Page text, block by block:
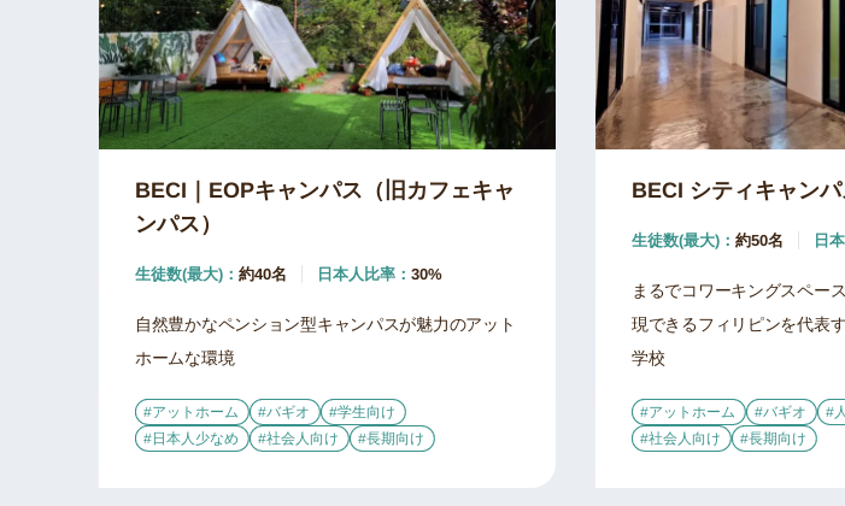
BECI｜EOPキャンパス（旧カフェキャ
ンパス）
生徒数(最大)： 約40名 日本人比率： 30%
自然豊かなペンション型キャンパスが魅力のアット
ホームな環境
#アットホーム #バギオ #学生向け
#日本人少なめ #社会人向け #長期向け
BECI シティキャンパ
生徒数(最大)： 約50名 日
まるでコワーキングスペー
現できるフィリピンを代表
学校
#アットホーム #バギオ #
#社会人向け #長期向け